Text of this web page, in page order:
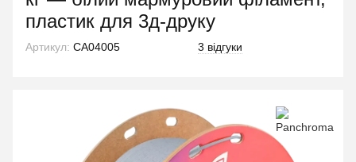
пластик для 3д-друку
Артикул: CA04005 3 відгуки